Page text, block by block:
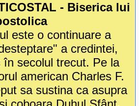
- Biserica lui
este o continuare a
a credintei,
în secolul trecut. Pe la
american Charles F.
sa sustina ca asupra